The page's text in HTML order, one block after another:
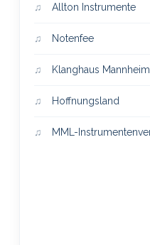
Allton Instrumente
Notenfee
Klanghaus Mannheim
Hoffnungsland
MML-